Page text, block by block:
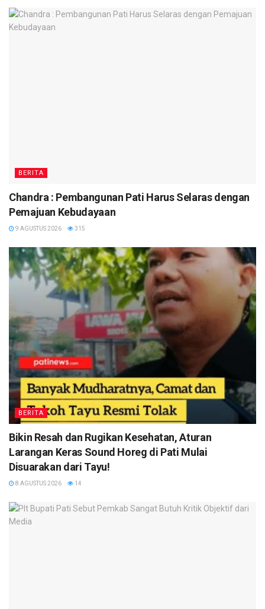
BERITA
Chandra : Pembangunan Pati Harus Selaras dengan
Pemajuan Kebudayaan
9 AGUSTUS 2026 315
BERITA
Bikin Resah dan Rugikan Kesehatan, Aturan
Larangan Keras Sound Horeg di Pati Mulai
Disuarakan dari Tayu!
8 AGUSTUS 2026 14